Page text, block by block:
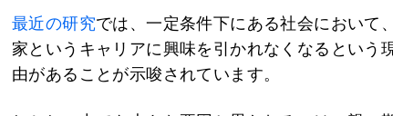
最近の研究では、一定条件下にある社会において
家というキャリアに興味を引かれなくなるという
由があることが示唆されています。